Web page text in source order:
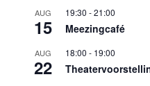
AUG
15
19:30 -21:00
Meezingcafé
AUG
22
18:00 - 19:00